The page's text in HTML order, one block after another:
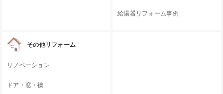
給湯器リフォーム事例
その他リフォーム
リノベーション
ドア・窓・襖